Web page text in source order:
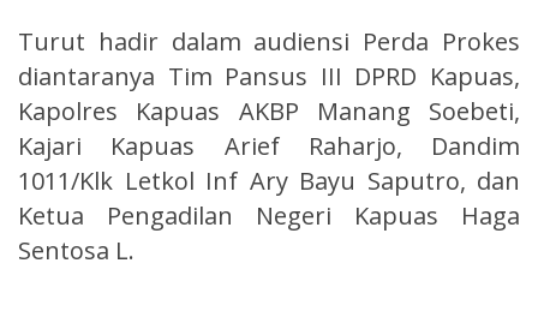
Turut hadir dalam audiensi Perda Prokes
diantaranya Tim Pansus III DPRD Kapuas,
Kapolres Kapuas AKBP Manang Soebeti,
Kajari Kapuas Arief Raharjo, Dandim
1011/Klk Letkol Inf Ary Bayu Saputro, dan
Ketua Pengadilan Negeri Kapuas Haga
Sentosa L.